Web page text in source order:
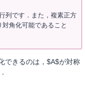
列です．また，複素正方
角化可能であること
できるのは，$A$が対称